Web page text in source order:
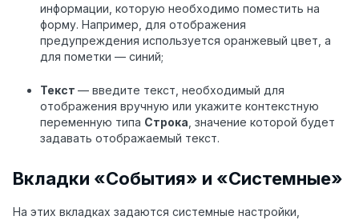
информации, которую необходимо поместить на
форму. Например, для отображения
предупреждения используется оранжевый цвет, а
для пометки — синий;
Текст — введите текст, необходимый для
отображения вручную или укажите контекстную
переменную типа Строка , значение которой будет
задавать отображаемый текст.
Вкладки «События» и «Системные»
На этих вкладках задаются системные настройки,